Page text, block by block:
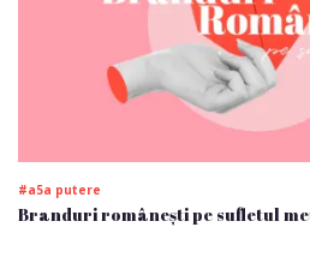
#a5a putere
Branduri românești pe sufletul